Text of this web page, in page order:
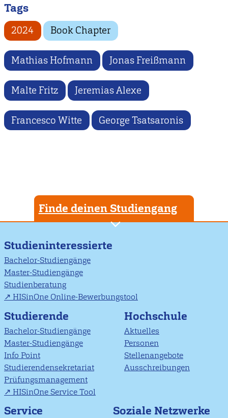
Tags
2024 Book Chapter
Mathias Hofmann Jonas Freißmann
Malte Fritz Jeremias Alexe
Francesco Witte George Tsatsaronis
Finde deinen Studiengang
Studieninteressierte
Bachelor-Studiengänge
Master-Studiengänge
Studienberatung
HISinOne Online-Bewerbungstool
Studierende
Bachelor-Studiengänge
Master-Studiengänge
Info Point
Studierendensekretariat
Prüfungsmanagement
HISinOne Service Tool
Hochschule
Aktuelles
Personen
Stellenangebote
Ausschreibungen
Service Soziale Netzwerke